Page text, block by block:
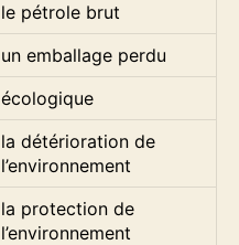
le pétrole brut
un emballage perdu
écologique
la détérioration de
l’environnement
la protection de
l’environnement